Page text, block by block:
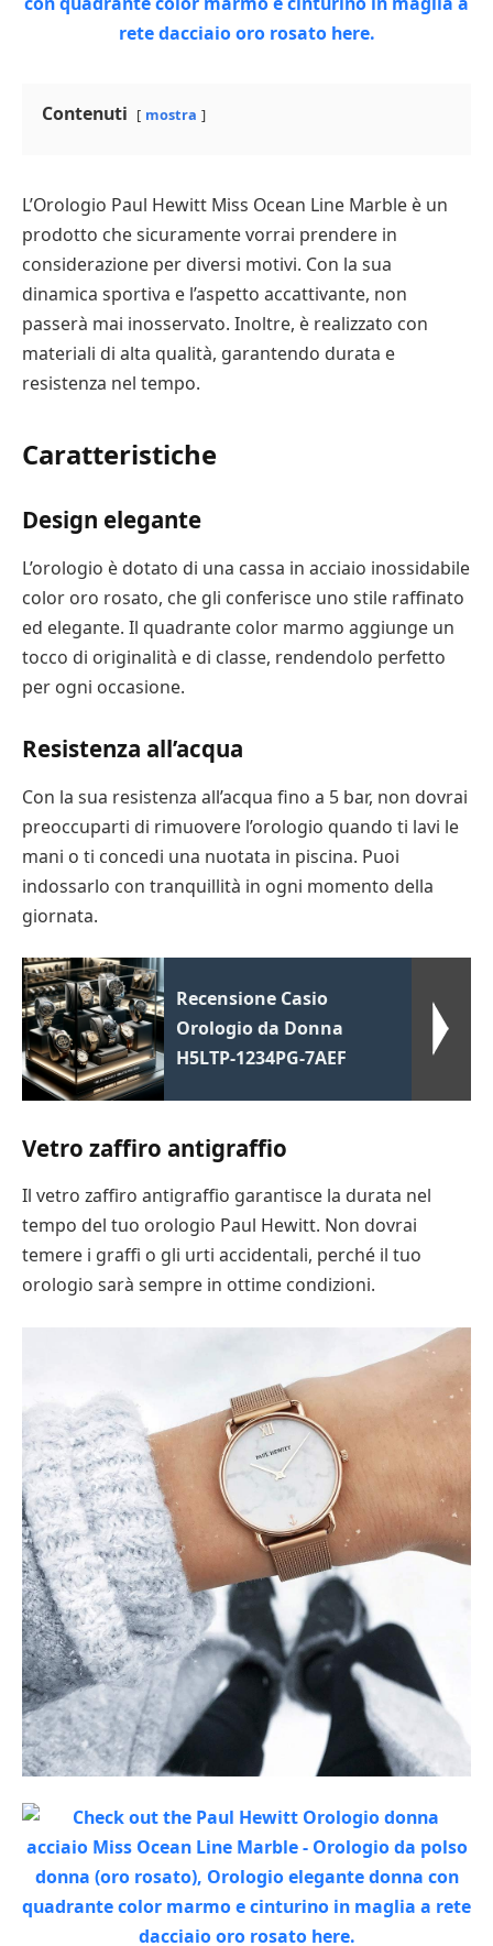
Contenuti mostra
L’Orologio Paul Hewitt Miss Ocean Line Marble è un
prodotto che sicuramente vorrai prendere in
considerazione per diversi motivi. Con la sua
dinamica sportiva e l’aspetto accattivante, non
passerà mai inosservato. Inoltre, è realizzato con
materiali di alta qualità, garantendo durata e
resistenza nel tempo.
Caratteristiche
Design elegante
L’orologio è dotato di una cassa in acciaio inossidabile
color oro rosato, che gli conferisce uno stile raffinato
ed elegante. Il quadrante color marmo aggiunge un
tocco di originalità e di classe, rendendolo perfetto
per ogni occasione.
Resistenza all’acqua
Con la sua resistenza all’acqua fino a 5 bar, non dovrai
preoccuparti di rimuovere l’orologio quando ti lavi le
mani o ti concedi una nuotata in piscina. Puoi
indossarlo con tranquillità in ogni momento della
giornata.
Recensione Casio
Orologio da Donna
H5LTP-1234PG-7AEF
Vetro zaffiro antigraffio
Il vetro zaffiro antigraffio garantisce la durata nel
tempo del tuo orologio Paul Hewitt. Non dovrai
temere i graffi o gli urti accidentali, perché il tuo
orologio sarà sempre in ottime condizioni.